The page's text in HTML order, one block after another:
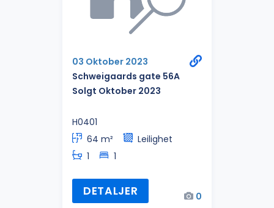
03 Oktober 2023
Schweigaards gate 56A
Solgt Oktober 2023
H0401
64 m²
Leilighet
1
1
DETALJER 0